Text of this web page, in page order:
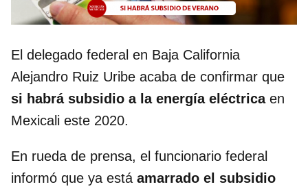
El delegado federal en Baja California
Alejandro Ruiz Uribe acaba de confirmar que
si habrá subsidio a la energía eléctrica en
Mexicali este 2020.
En rueda de prensa, el funcionario federal
informó que ya está amarrado el subsidio